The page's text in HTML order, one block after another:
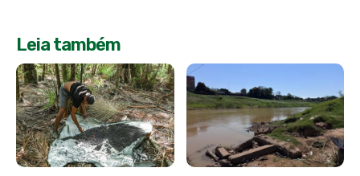
Leia também